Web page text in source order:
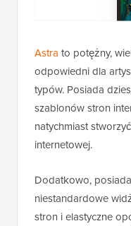
Astra to potężny,
odpowiedni dla
typów. Posiada
szablonów stron
natychmiast
internetowej.
Dodatkowo,
niestandardowe
stron i elastyczne